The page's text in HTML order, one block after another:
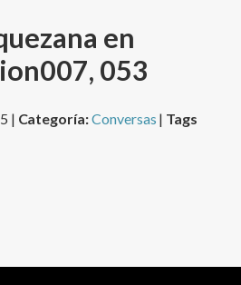
en
053
| Categoría:Conversas | Tags